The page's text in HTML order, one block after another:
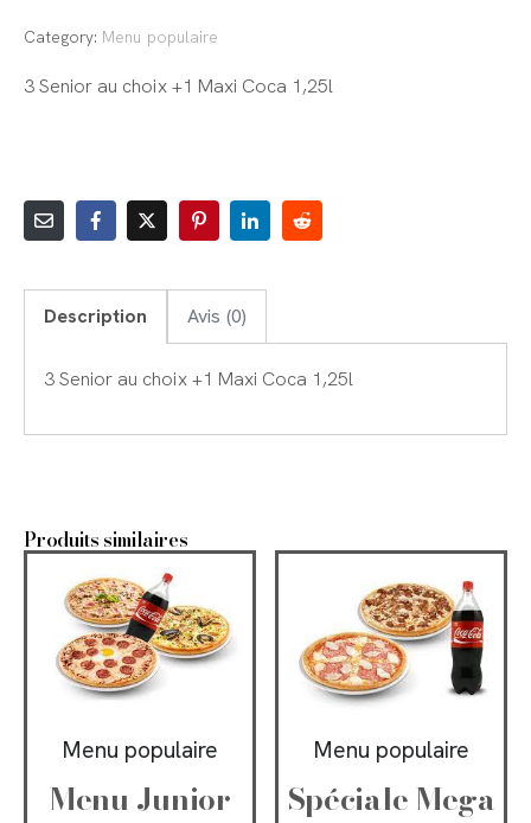
Category: Menu populaire
3 Senior au choix +1 Maxi Coca 1,25l
Description Avis (0)
3 Senior au choix +1 Maxi Coca 1,25l
Produits similaires
Menu populaire
Menu Junior
Menu populaire
Spéciale Mega